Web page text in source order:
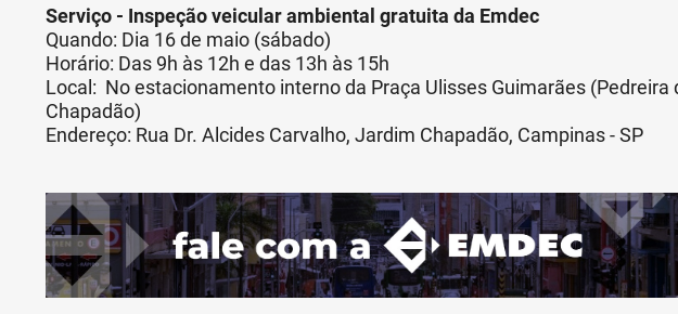
Serviço - Inspeção veicular ambiental gratuita da Emdec
Quando: Dia 16 de maio (sábado)
Horário: Das 9h às 12h e das 13h às 15h
Local: No estacionamento interno da Praça Ulisses Guimarães (Pedreira
Chapadão)
Endereço: Rua Dr. Alcides Carvalho, Jardim Chapadão, Campinas - SP